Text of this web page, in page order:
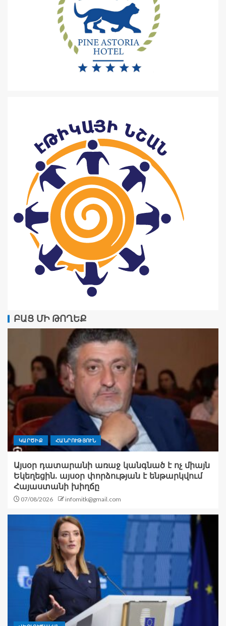
ԲԱՑ ՄԻ ԹՈՂԵՔ
ԿԱՐԾԻՔ ՀԱՆՐՈՒԹՅՈՒՆ
Այսօր դատարանի առաջ կանգնած է ոչ միայն
Եկեղեցին. այսօր փորձության է ենթարկվում
Հայաստանի խիղճը
07/08/2026 infomitk@gmail.com